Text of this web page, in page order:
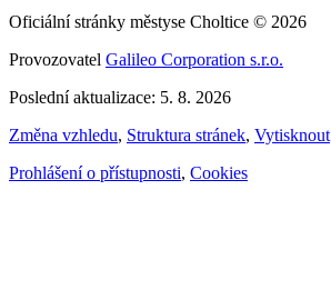
Oficiální stránky městyse Choltice © 2026
Provozovatel Galileo Corporation s.r.o.
Poslední aktualizace: 5. 8. 2026
Změna vzhledu, Struktura stránek, Vytisknout
Prohlášení o přístupnosti, Cookies